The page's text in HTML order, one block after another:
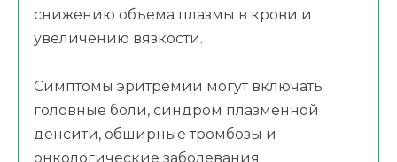
снижению объема плазмы в крови и
увеличению вязкости.
Симптомы эритремии могут включать
головные боли, синдром плазменной
денсити, обширные тромбозы и
онкологические заболевания.